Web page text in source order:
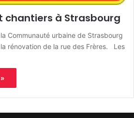
chantiers à Strasbourg
Communauté urbaine de Strasbourg
rénovation de la rue des Frères. Les